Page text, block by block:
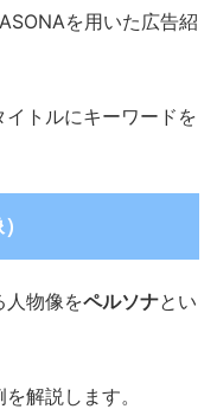
を用いた広告紹
トルにキーワードを
人物像をペルソナとい
解説します。